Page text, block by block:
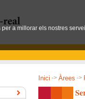
Inici -> Àrees ->
a millorar els nostres